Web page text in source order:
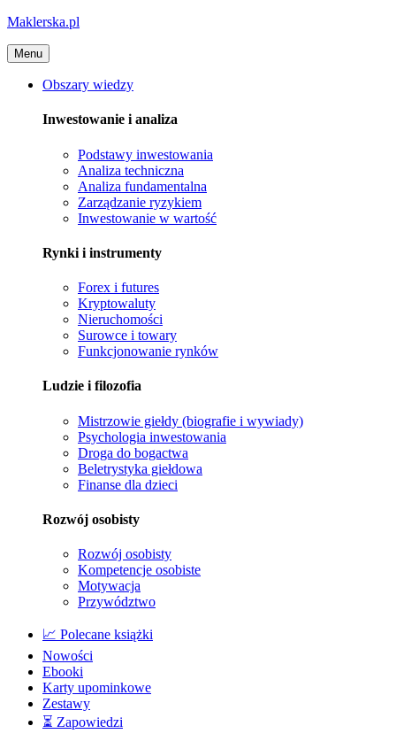
Maklerska.pl
Menu
Obszary wiedzy
Inwestowanie i analiza
Podstawy inwestowania
Analiza techniczna
Analiza fundamentalna
Zarządzanie ryzykiem
Inwestowanie w wartość
Rynki i instrumenty
Forex i futures
Kryptowaluty
Nieruchomości
Surowce i towary
Funkcjonowanie rynków
Ludzie i filozofia
Mistrzowie giełdy (biografie i wywiady)
Psychologia inwestowania
Droga do bogactwa
Beletrystyka giełdowa
Finanse dla dzieci
Rozwój osobisty
Rozwój osobisty
Kompetencje osobiste
Motywacja
Przywództwo
📈 Polecane książki
Nowości
Ebooki
Karty upominkowe
Zestawy
⏳ Zapowiedzi